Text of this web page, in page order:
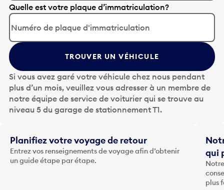
A
p
p
u
y
e
z
s
u
r
l
t
o
u
Quelle est votre plaque d’immatriculation?
TROUVER UN VÉHICULE
Si vous avez garé votre véhicule chez nous pendant
plus d’un mois, veuillez vous adresser à un membre de
notre équipe de service de voiturier qui se trouve au
niveau 5 du garage de stationnement T1.
Planifiez votre voyage de retour
Entrez vos renseignements de voyage afin d’obtenir
un guide étape par étape.
qui
plus